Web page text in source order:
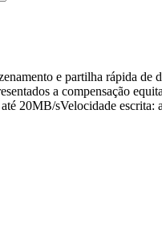
e partilha rápida
a compensação
20MB/sVelocidade